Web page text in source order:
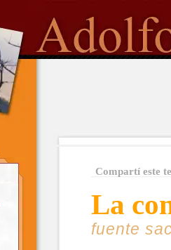
Compartí este
La
fuente